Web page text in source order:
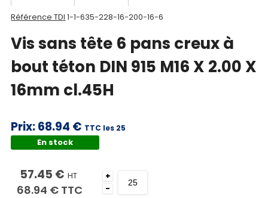
Référence TDI 1-1-635-228-16-200-16-6
Vis sans tête 6 pans creux à
bout téton DIN 915 M16 X 2.00 X
16mm cl.45H
Prix:68.94 € TTC les 25
En stock
57.45 € HT
68.94 € TTC
+
-